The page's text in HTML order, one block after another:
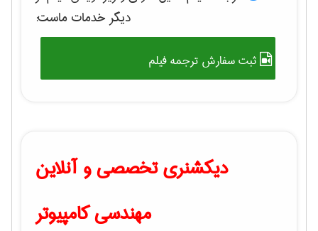
دیگر خدمات ماست:
ثبت سفارش ترجمه فیلم
دیکشنری تخصصی و آنلاین
مهندسی کامپیوتر